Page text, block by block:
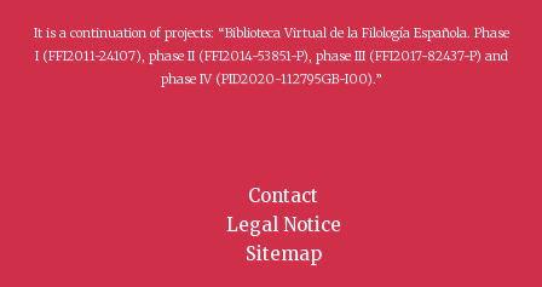
It is a continuation of projects: “Biblioteca Virtual de la Filología Española. Phase
I (FFI2011-24107), phase II (FFI2014-53851-P), phase III (FFI2017-82437-P) and
phase IV (PID2020-112795GB-I00).”
Contact
Legal Notice
Sitemap